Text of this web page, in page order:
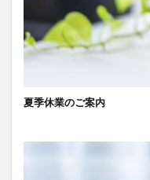
夏季休業のご案内